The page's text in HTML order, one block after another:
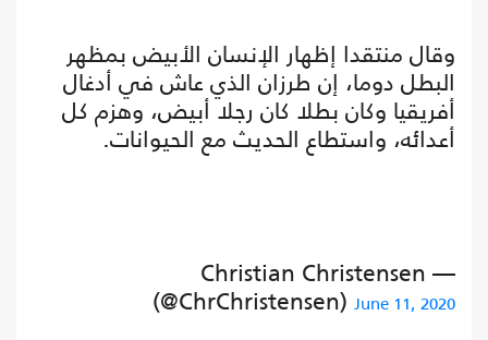
وقال منتقدا إظهار الإنسان الأبيض بمظهر
البطل دوما، إن طرزان الذي عاش في أدغال
أفريقيا وكان بطلا كان رجلا أبيض، وهزم كل
أعدائه، واستطاع الحديث مع الحيوانات.
— Christian Christensen
(@ChrChristensen) June 11, 2020